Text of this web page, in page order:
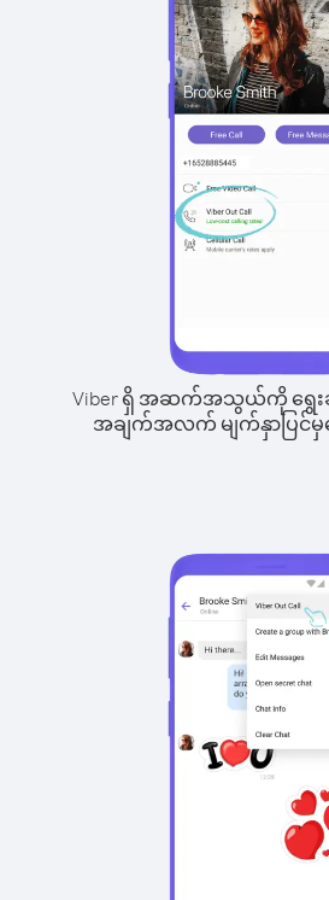
Viber ရှိ အဆက်အသွယ်ကို ရွေးခ
အချက်အလက် မျက်နှာပြင်မှန